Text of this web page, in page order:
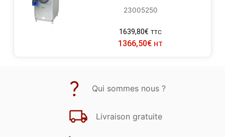
23005250
1639,80€ TTC
1366,50€ HT
Qui sommes nous ?
Livraison gratuite